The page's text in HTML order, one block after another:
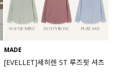
MADE
[EVELLET]세히렌 ST 루즈핏 셔츠